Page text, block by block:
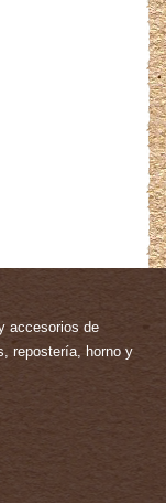
accesorios de
repostería, horno y